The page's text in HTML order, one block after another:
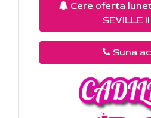
Cere oferta
SEVILLE
Suna